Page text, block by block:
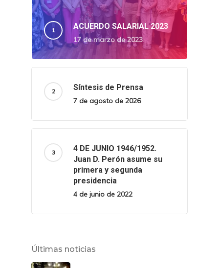
ACUERDO SALARIAL 2023
17 de marzo de 2023
Síntesis de Prensa
7 de agosto de 2026
4 DE JUNIO 1946/1952.
Juan D. Perón asume su
primera y segunda
presidencia
4 de junio de 2022
Últimas noticias